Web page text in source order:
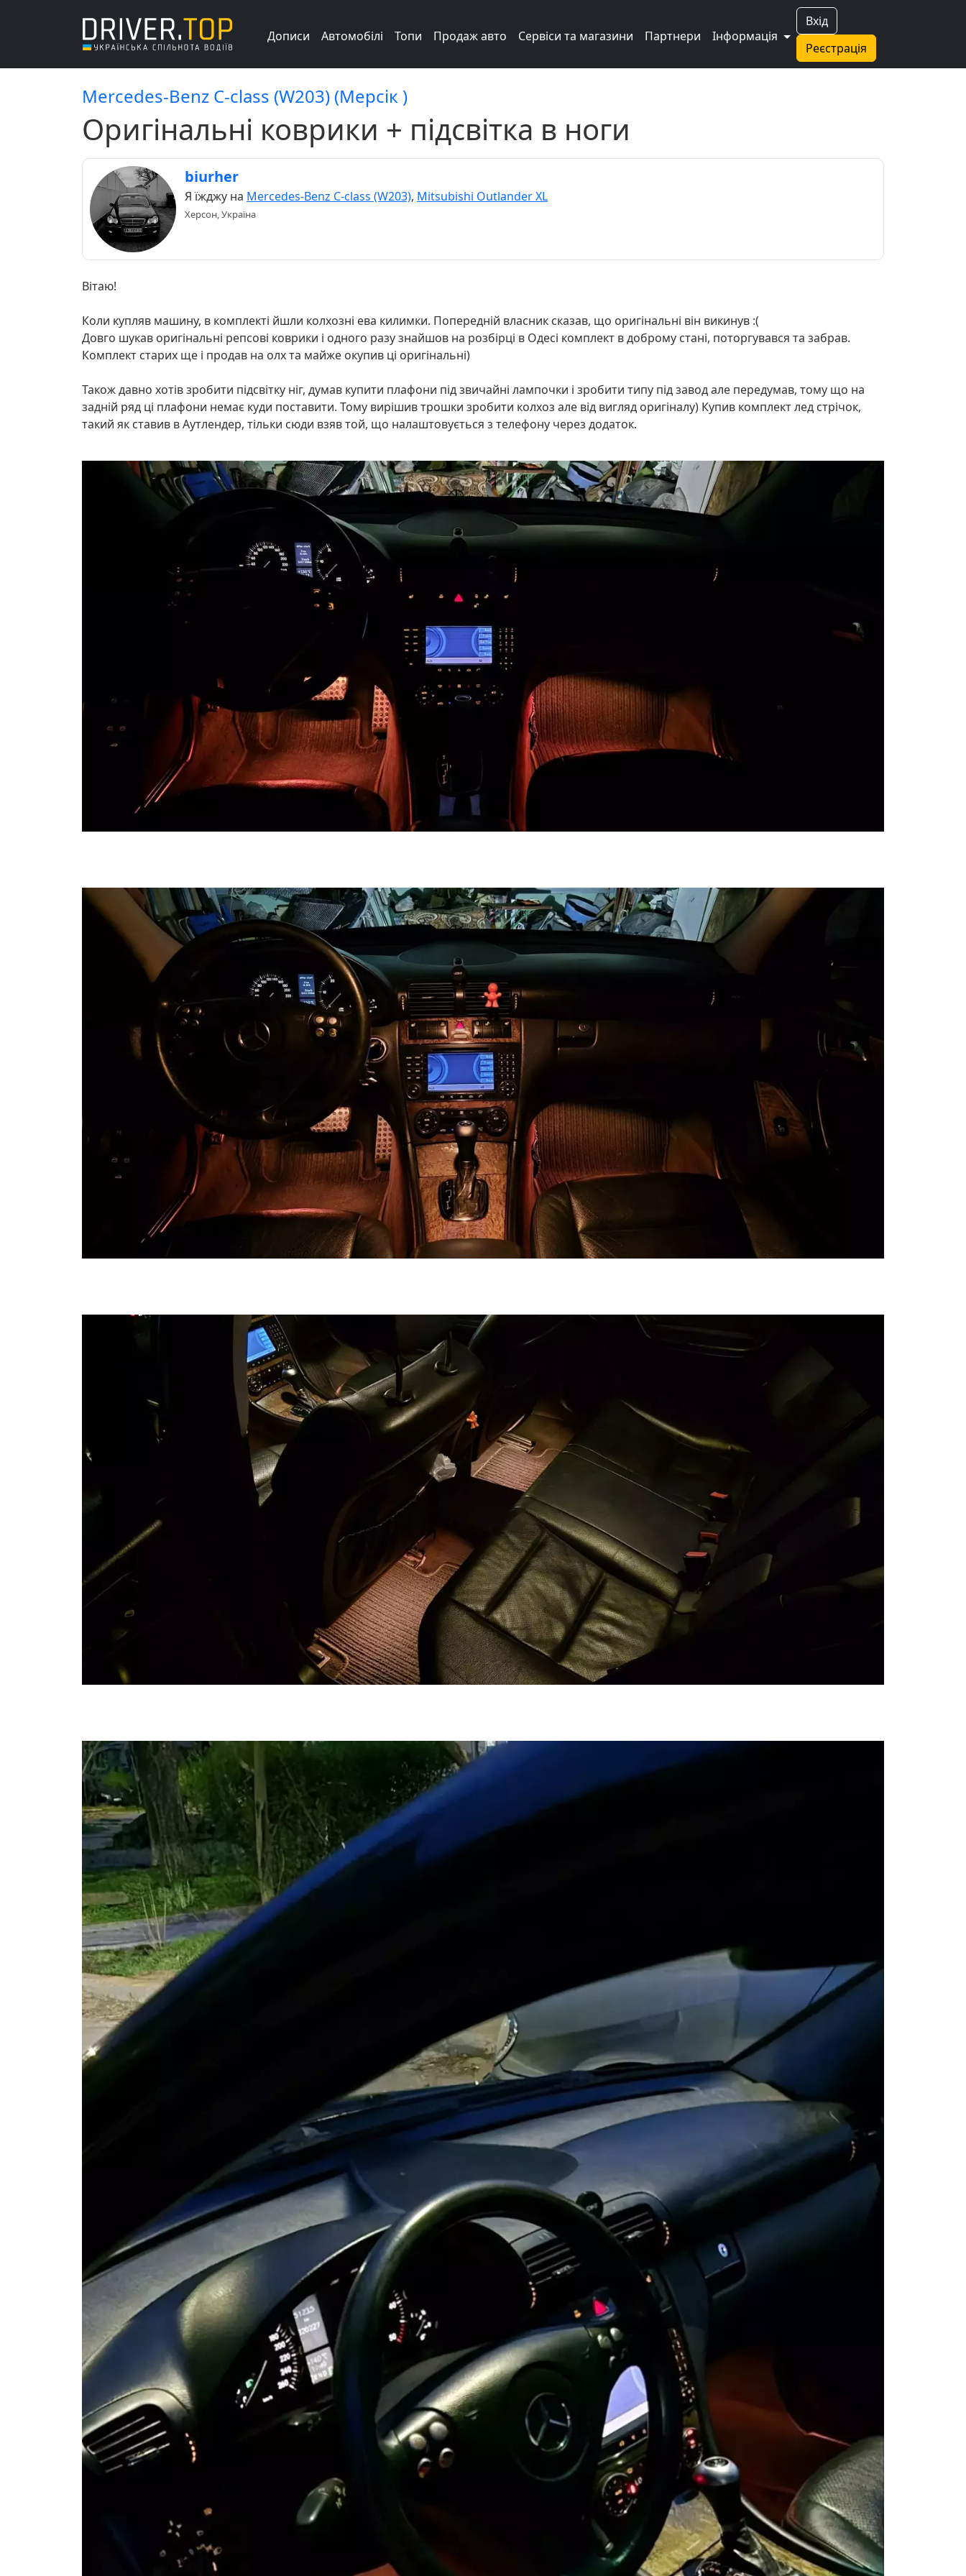
Вхід
Реєстрація
Дописи Автомобілі Топи Продаж авто Сервіси та магазини Партнери Інформація
Mercedes-Benz C-class (W203) (Мерсік )
Оригінальні коврики + підсвітка в ноги
biurher
Я їжджу на Mercedes-Benz C-class (W203), Mitsubishi Outlander XL
Херсон, Україна
Вітаю!
Коли купляв машину, в комплекті йшли колхозні ева килимки. Попередній власник сказав, що оригінальні він викинув :(
Довго шукав оригінальні репсові коврики і одного разу знайшов на розбірці в Одесі комплект в доброму стані, поторгувався та забрав.
Комплект старих ще і продав на олх та майже окупив ці оригінальні)
Також давно хотів зробити підсвітку ніг, думав купити плафони під звичайні лампочки і зробити типу під завод але передумав, тому що на
задній ряд ці плафони немає куди поставити. Тому вирішив трошки зробити колхоз але від вигляд оригіналу) Купив комплект лед стрічок,
такий як ставив в Аутлендер, тільки сюди взяв той, що налаштовується з телефону через додаток.